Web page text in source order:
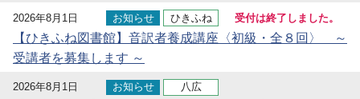
2026年8月1日 お知らせ ひきふね 受付は終了しました。
【ひきふね図書館】音訳者養成講座〈初級・全８回〉 ～
受講者を募集します ～
2026年8月1日 お知らせ 八広